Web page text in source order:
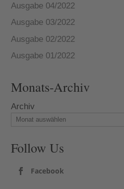
Ausgabe 04/2022
Ausgabe 03/2022
Ausgabe 02/2022
Ausgabe 01/2022
Monats-Archiv
Archiv
Follow Us
Facebook